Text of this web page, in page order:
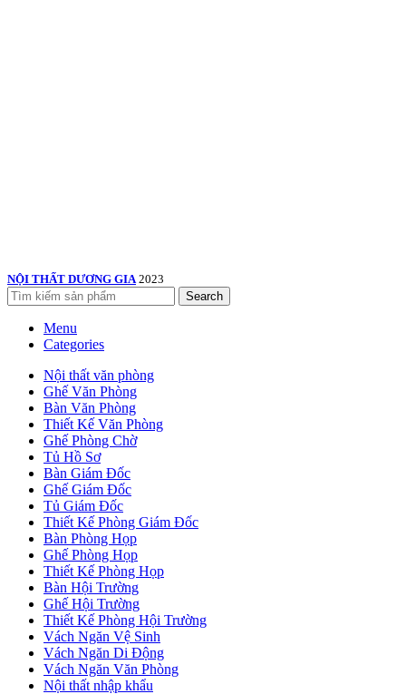
NỘI THẤT DƯƠNG GIA 2023
Search
Menu
Categories
Nội thất văn phòng
Ghế Văn Phòng
Bàn Văn Phòng
Thiết Kế Văn Phòng
Ghế Phòng Chờ
Tủ Hồ Sơ
Bàn Giám Đốc
Ghế Giám Đốc
Tủ Giám Đốc
Thiết Kế Phòng Giám Đốc
Bàn Phòng Họp
Ghế Phòng Họp
Thiết Kế Phòng Họp
Bàn Hội Trường
Ghế Hội Trường
Thiết Kế Phòng Hội Trường
Vách Ngăn Vệ Sinh
Vách Ngăn Di Động
Vách Ngăn Văn Phòng
Nội thất nhập khẩu